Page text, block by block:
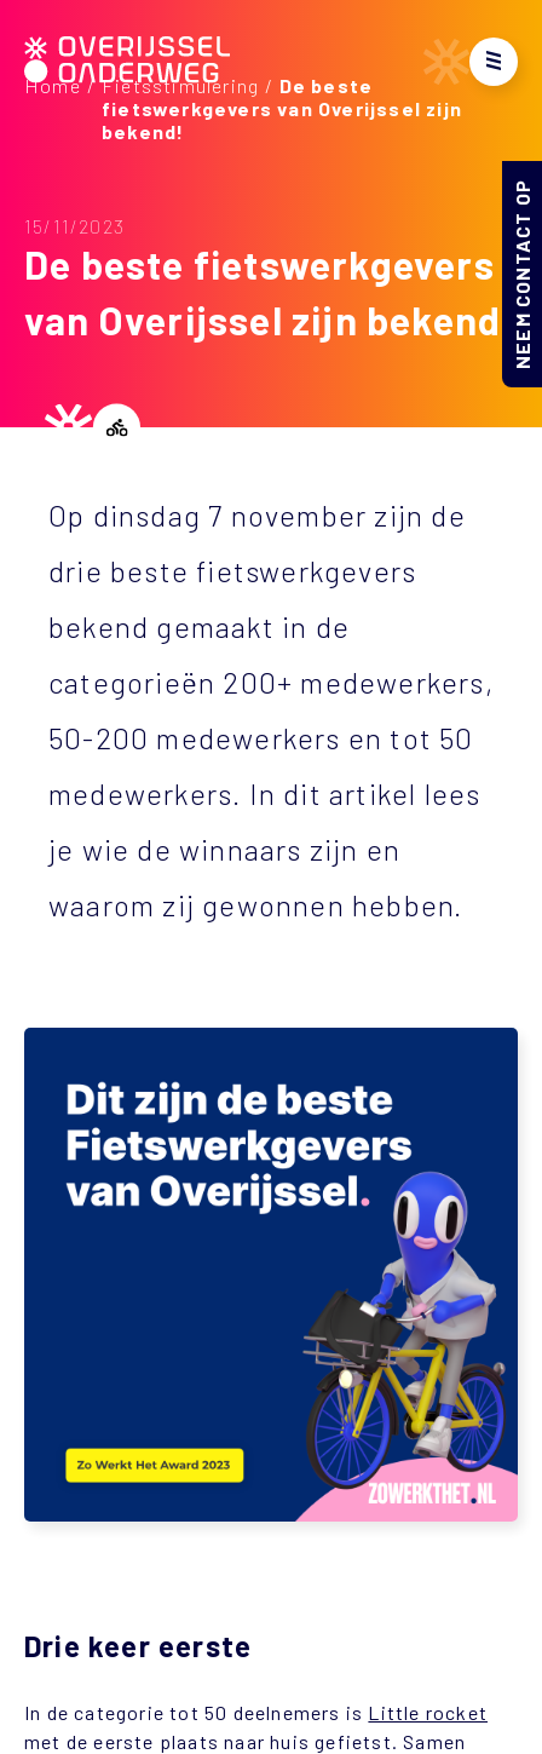
Home Fietsstimulering
De beste
fietswerkgevers van Overijssel zijn
bekend!
15/11/2023
De beste fietswerkgevers
van Overijssel zijn bekend! NEEM CONTACT OP
Op dinsdag 7 november zijn de
drie beste fietswerkgevers
bekend gemaakt in de
categorieën 200+ medewerkers,
50-200 medewerkers en tot 50
medewerkers. In dit artikel lees
je wie de winnaars zijn en
waarom zij gewonnen hebben.
Drie keer eerste
In de categorie tot 50 deelnemers is Little rocket
met de eerste plaats naar huis gefietst. Samen